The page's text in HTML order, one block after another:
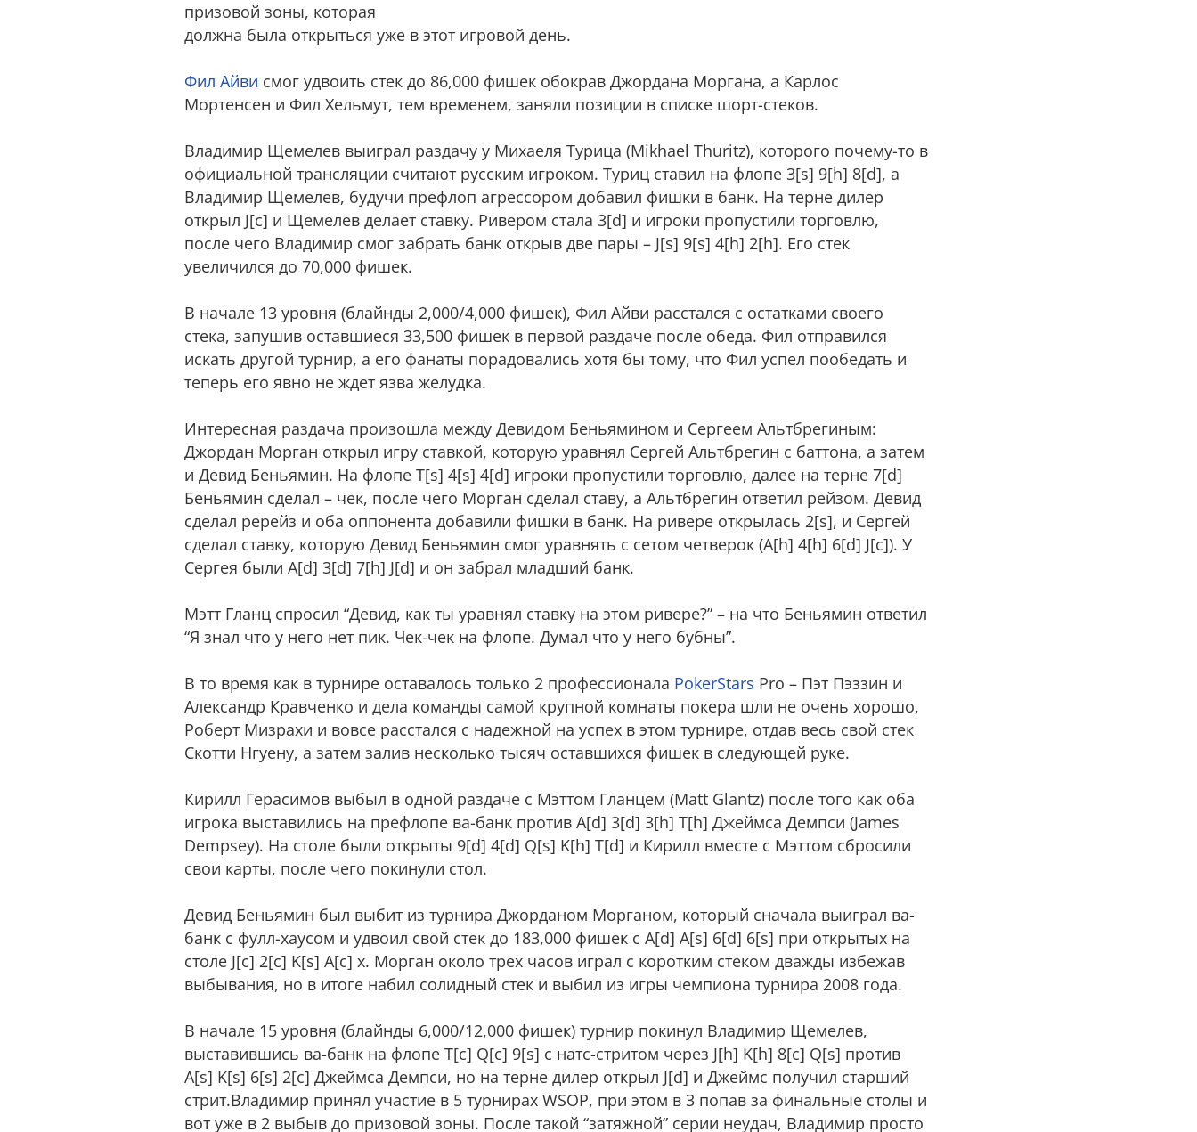
призовой зоны, которая
должна была открыться уже в этот игровой день.
Фил Айви смог удвоить стек до 86,000 фишек обокрав Джордана Моргана, а Карлос
Мортенсен и Фил Хельмут, тем временем, заняли позиции в списке шорт-стеков.
Владимир Щемелев выиграл раздачу у Михаеля Турица (Mikhael Thuritz), которого почему-то в
официальной трансляции считают русским игроком. Туриц ставил на флопе 3[s] 9[h] 8[d], а
Владимир Щемелев, будучи префлоп агрессором добавил фишки в банк. На терне дилер
открыл J[c] и Щемелев делает ставку. Ривером стала 3[d] и игроки пропустили торговлю,
после чего Владимир смог забрать банк открыв две пары – J[s] 9[s] 4[h] 2[h]. Его стек
увеличился до 70,000 фишек.
В начале 13 уровня (блайнды 2,000/4,000 фишек), Фил Айви расстался с остатками своего
стека, запушив оставшиеся 33,500 фишек в первой раздаче после обеда. Фил отправился
искать другой турнир, а его фанаты порадовались хотя бы тому, что Фил успел пообедать и
теперь его явно не ждет язва желудка.
Интересная раздача произошла между Девидом Беньямином и Сергеем Альтбрегиным:
Джордан Морган открыл игру ставкой, которую уравнял Сергей Альтбрегин с баттона, а затем
и Девид Беньямин. На флопе T[s] 4[s] 4[d] игроки пропустили торговлю, далее на терне 7[d]
Беньямин сделал – чек, после чего Морган сделал ставу, а Альтбрегин ответил рейзом. Девид
сделал ререйз и оба оппонента добавили фишки в банк. На ривере открылась 2[s], и Сергей
сделал ставку, которую Девид Беньямин смог уравнять с сетом четверок (A[h] 4[h] 6[d] J[c]). У
Сергея были A[d] 3[d] 7[h] J[d] и он забрал младший банк.
Мэтт Гланц спросил “Девид, как ты уравнял ставку на этом ривере?” – на что Беньямин ответил
“Я знал что у него нет пик. Чек-чек на флопе. Думал что у него бубны”.
В то время как в турнире оставалось только 2 профессионала PokerStars Pro – Пэт Пэззин и
Александр Кравченко и дела команды самой крупной комнаты покера шли не очень хорошо,
Роберт Мизрахи и вовсе расстался с надежной на успех в этом турнире, отдав весь свой стек
Скотти Нгуену, а затем залив несколько тысяч оставшихся фишек в следующей руке.
Кирилл Герасимов выбыл в одной раздаче с Мэттом Гланцем (Matt Glantz) после того как оба
игрока выставились на префлопе ва-банк против A[d] 3[d] 3[h] T[h] Джеймса Демпси (James
Dempsey). На столе были открыты 9[d] 4[d] Q[s] K[h] T[d] и Кирилл вместе с Мэттом сбросили
свои карты, после чего покинули стол.
Девид Беньямин был выбит из турнира Джорданом Морганом, который сначала выиграл ва-
банк с фулл-хаусом и удвоил свой стек до 183,000 фишек с A[d] A[s] 6[d] 6[s] при открытых на
столе J[c] 2[c] K[s] A[c] x. Морган около трех часов играл с коротким стеком дважды избежав
выбывания, но в итоге набил солидный стек и выбил из игры чемпиона турнира 2008 года.
В начале 15 уровня (блайнды 6,000/12,000 фишек) турнир покинул Владимир Щемелев,
выставившись ва-банк на флопе T[c] Q[c] 9[s] с натс-стритом через J[h] K[h] 8[c] Q[s] против
A[s] K[s] 6[s] 2[c] Джеймса Демпси, но на терне дилер открыл J[d] и Джеймс получил старший
стрит.Владимир принял участие в 5 турнирах WSOP, при этом в 3 попав за финальные столы и
вот уже в 2 выбыв до призовой зоны. После такой “затяжной” серии неудач, Владимир просто